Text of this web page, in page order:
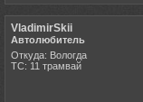
VladimirSkii
Автолюбитель
Откуда: Вологда
ТС: 11 трамвай